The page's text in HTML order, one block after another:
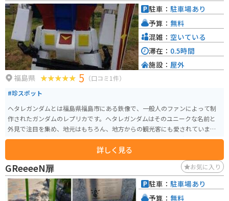
シーンを提供しています。また、館内にはカフェも併設されています。建築が
素晴らしく駐車場から入口までの間の石の庭と導線がフォトスポット。ガラ
ス張りなので外からと内から両方景色を楽しめます。
福島県 5 （口コミ1件）
#珍スポット
ヘタレガンダムとは福島県福島市にある鉄像で、一般人のファンによって制
作されたガンダムのレプリカです。ヘタレガンダムはそのユニークな名前と
外見で注目を集め、地元はもちろん、地方からの観光客にも愛されていま
す。地元では守り神となっているそうです。2020年には武器が盗まれる事件
が発生しましたが、その後、地元コミュニティから多くの支援が寄せられ、
新たな武器が寄贈されました。
詳しく見る
駐車： 駐車場あり
予算： 無料
混雑： 空いている
滞在： 0.5時間
施設： 屋外
GReeeeN扉 お気に入り
駐車： 駐車場あり
予算： 無料